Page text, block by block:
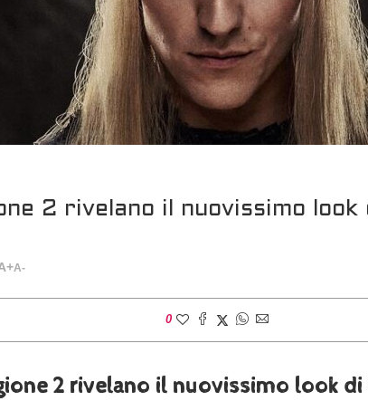
2 rivelano il nuovissimo look
A-
0
2 rivelano il nuovissimo look